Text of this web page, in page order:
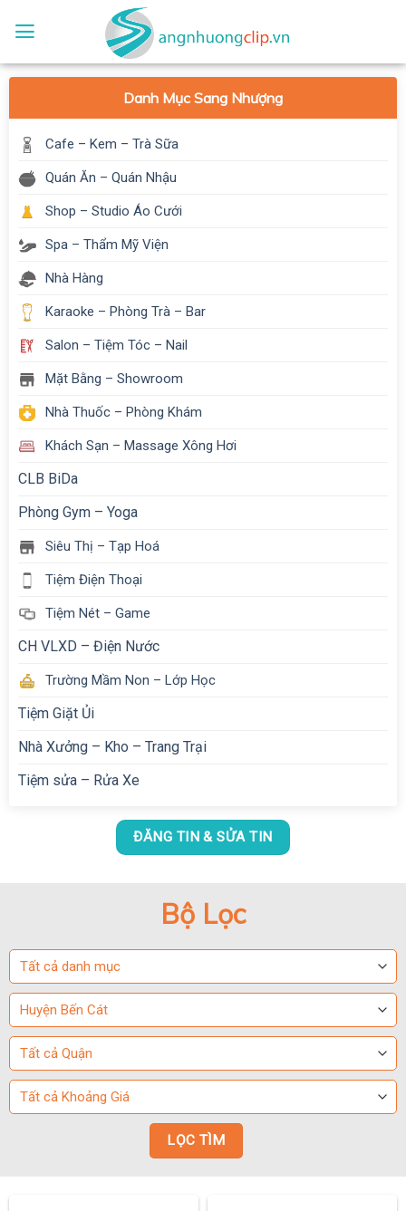
Danh Mục Sang Nhượng
Cafe – Kem – Trà Sữa
Quán Ăn – Quán Nhậu
Shop – Studio Áo Cưới
Spa – Thẩm Mỹ Viện
Nhà Hàng
Karaoke – Phòng Trà – Bar
Salon – Tiệm Tóc – Nail
Mặt Bằng – Showroom
Nhà Thuốc – Phòng Khám
Khách Sạn – Massage Xông Hơi
CLB BiDa
Phòng Gym – Yoga
Siêu Thị – Tạp Hoá
Tiệm Điện Thoại
Tiệm Nét – Game
CH VLXD – Điện Nước
Trường Mầm Non – Lớp Học
Tiệm Giặt Ủi
Nhà Xưởng – Kho – Trang Trại
Tiệm sửa – Rửa Xe
ĐĂNG TIN & SỬA TIN
Bộ Lọc